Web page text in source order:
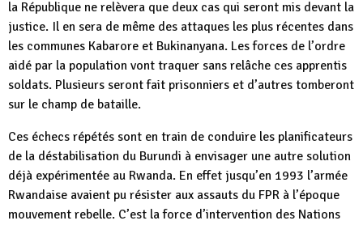
la République ne relèvera que deux cas qui seront mis devant la
justice. Il en sera de même des attaques les plus récentes dans
les communes Kabarore et Bukinanyana. Les forces de l’ordre
aidé par la population vont traquer sans relâche ces apprentis
soldats. Plusieurs seront fait prisonniers et d’autres tomberont
sur le champ de bataille.
Ces échecs répétés sont en train de conduire les planificateurs
de la déstabilisation du Burundi à envisager une autre solution
déjà expérimentée au Rwanda. En effet jusqu’en 1993 l’armée
Rwandaise avaient pu résister aux assauts du FPR à l’époque
mouvement rebelle. C’est la force d’intervention des Nations